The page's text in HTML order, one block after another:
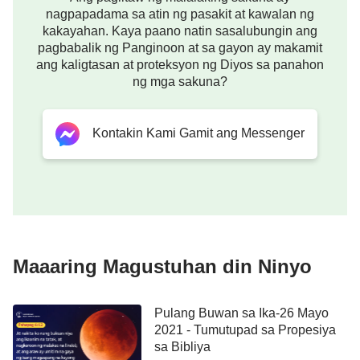
Mga Palatandaan ng Pagbabalik ni
Cristo (II): Ang Pagpapanumbalik ng
Israel
Sinasabi sa Mateo kabanata 24, bersikulo 32
hanggang 33: “Sa puno ng igos nga ay pagaralan
ninyo ang kaniyang talinghaga: pagka
naman kayo, pagka nangakita ninyo ang lahat
ng mga bagay na ito, ay talastasin ninyo na
siya’y malapit na, nasa mga pintuan nga.
ng alam nating lahat, ang pagsupling ng mga dahon
ng puno ng igos ay binanggit patungkol sa
nagpapadama sa atin ng pasakit at kawalan ng
kakayahan. Kaya paano natin sasalubungin ang
pagbabalik ng Panginoon at sa gayon ay makamit
ang kaligtasan at proteksyon ng Diyos sa panahon
ng mga sakuna?
Kontakin Kami Gamit ang Messenger
Maaaring Magustuhan din Ninyo
Pulang Buwan sa Ika-26 Mayo
2021 - Tumutupad sa Propesiya
sa Bibliya